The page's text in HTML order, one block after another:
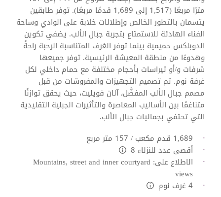
مترًا مربعًا (1,517 إلى 1,689 قدمًا مربعًا). توفر طابقين
يتسمان بالتطور الخالص وإطلالات خلابة على الوادي وساحة
الفناء الهادئة للاستمتاع بتجربة جبال الألب. يضفي تكوين
الدوبلكس حميمية بينما توفر الغرف المتناسبة الرحبة راحةً
وهدوءًا من منطقة المعيشة الرئيسية. توفر جميعها
شرفات و/أو تيراسات بأحجام مختلفة مع حمام داخلي لكل
غرفة نوم. تم تصميم التجهيزات والمفروشات من قبل
مصمم جبال الألب المفضَّل، آلان فويليت، حيث يحقق توازنًا
متناغمًا بين الأساليب المعاصرة والتأثيرات الجبلية التقليدية
التي تحتفي بجماليات جبال الألب.
1,689 قدم مكعب / 157 متر مربع
أقصى عدد للنزلاء 8
الاطلاع على: Mountains, street and inner courtyard
views
4 غرف نوم